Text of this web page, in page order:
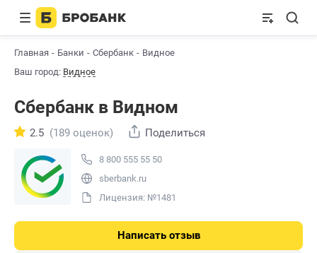
Главная Банки Сбербанк
Видное
Ваш город: Видное
Сбербанк в Видном
8 800 555 55 50
sberbank.ru
Лицензия: №1481
2.5 (189 оценок) Поделиться
Написать отзыв